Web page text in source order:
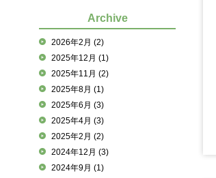
Archive
2026年2月 (2)
2025年12月 (1)
2025年11月 (2)
2025年8月 (1)
2025年6月 (3)
2025年4月 (3)
2025年2月 (2)
2024年12月 (3)
2024年9月 (1)